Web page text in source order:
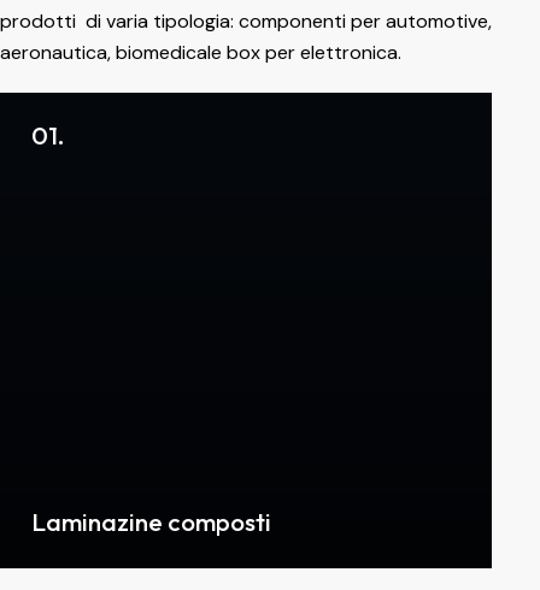
prodotti di varia tipologia: componenti per automotive,
aeronautica, biomedicale box per elettronica.
01.
Laminazine composti